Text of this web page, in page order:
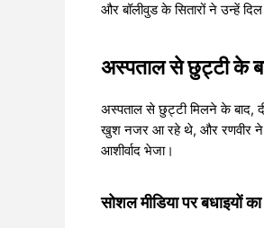
और बॉलीवुड के सितारों ने उन्हें
अस्पताल से छुट्टी के
अस्पताल से छुट्टी मिलने के बाद,
खुश नजर आ रहे थे, और रणवीर ने
आशीर्वाद भेजा।
सोशल मीडिया पर बधाइयों का